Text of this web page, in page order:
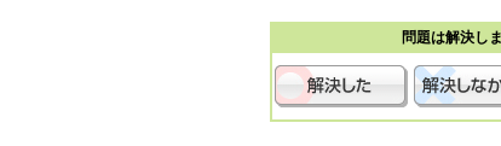
問題は解決し